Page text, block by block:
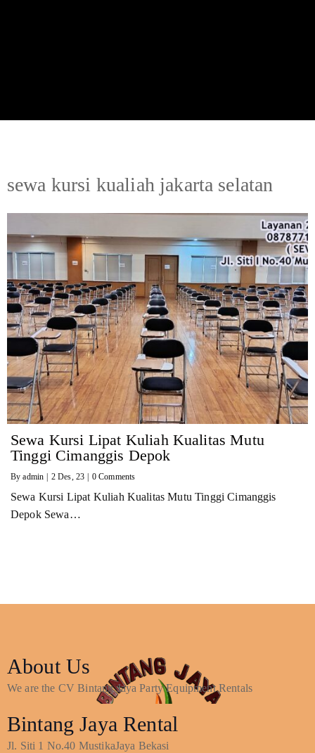
sewa kursi kualiah jakarta selatan
Sewa Kursi Lipat Kuliah Kualitas Mutu
Tinggi Cimanggis Depok
Byadmin | 2 Des, 23 | 0 Comments
Sewa Kursi Lipat Kuliah Kualitas Mutu Tinggi Cimanggis
Depok Sewa…
About Us
We are the CV Bintang Jaya Party Equipment Rentals
Bintang Jaya Rental
Jl. Siti 1 No.40 MustikaJaya Bekasi